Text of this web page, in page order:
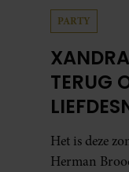
PARTY
TERUG
BROOD:
Het is deze
Herman